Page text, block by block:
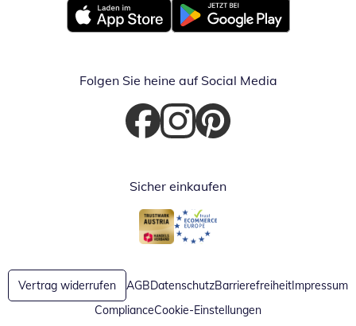
Öffnet in neuem FensterÖffnet in neuem Fenster
Folgen Sie heine auf Social Media
Öffnet in neuem Fenster
Öffnet in neuem Fenster
Öffnet in neuem Fenster
Sicher einkaufen
Öffnet in neuem Fenster
Öffnet in neuem Fenster
Vertrag widerrufen AGBDatenschutzBarrierefreiheitImpressum
ComplianceCookie-Einstellungen